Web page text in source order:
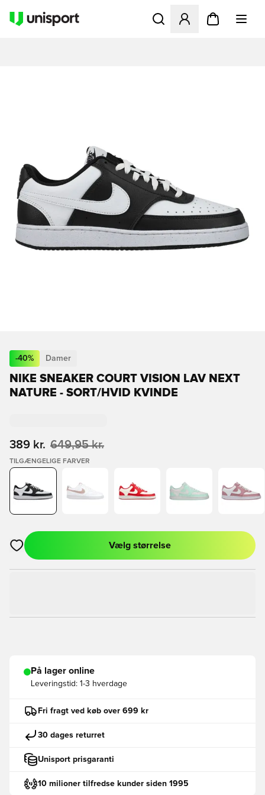
Åbner en Modal til at
-40% Damer
NIKE SNEAKER COURT VISION LAV NEXT
NATURE - SORT/HVID KVINDE
389 kr. 649,95 kr.
TILGÆNGELIGE FARVER
Åbner en Modal til at logge ind eller tilmelde dig som medlem
Vælg størrelse
På lager online
Leveringstid: 1-3 hverdage
Fri fragt ved køb over 699 kr
30 dages returret
Unisport prisgaranti
10 milioner tilfredse kunder siden 1995